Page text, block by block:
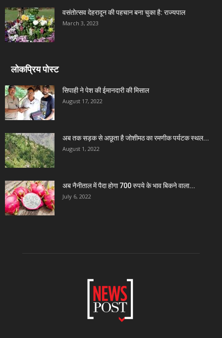
वसंतोत्सव देहरादून की पहचान बना चुका है: राज्यपाल
March 3, 2023
लोकप्रिय पोस्ट
सिपाही ने पेश की ईमानदारी की मिसाल
August 17, 2022
अब तक सड़क से अछूता है जोशीमठ का रमणीक पर्यटक स्थल...
August 1, 2022
अब नैनीताल में पैदा होगा 700 रुपये के भाव बिकने वाला...
July 6, 2022